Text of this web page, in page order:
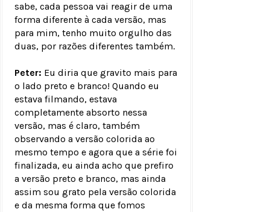
sabe, cada pessoa vai reagir de uma
forma diferente à cada versão, mas
para mim, tenho muito orgulho das
duas, por razões diferentes também.
Peter: Eu diria que gravito mais para
o lado preto e branco! Quando eu
estava filmando, estava
completamente absorto nessa
versão, mas é claro, também
observando a versão colorida ao
mesmo tempo e agora que a série foi
finalizada, eu ainda acho que prefiro
a versão preto e branco, mas ainda
assim sou grato pela versão colorida
e da mesma forma que fomos